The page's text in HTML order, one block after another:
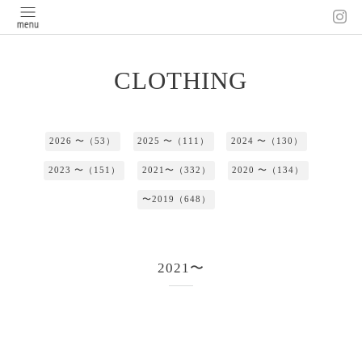
CLOTHING
2026 〜（53） 2025 〜（111） 2024 〜（130）
2023 〜（151） 2021〜（332） 2020 〜（134）
〜2019（648）
2021〜